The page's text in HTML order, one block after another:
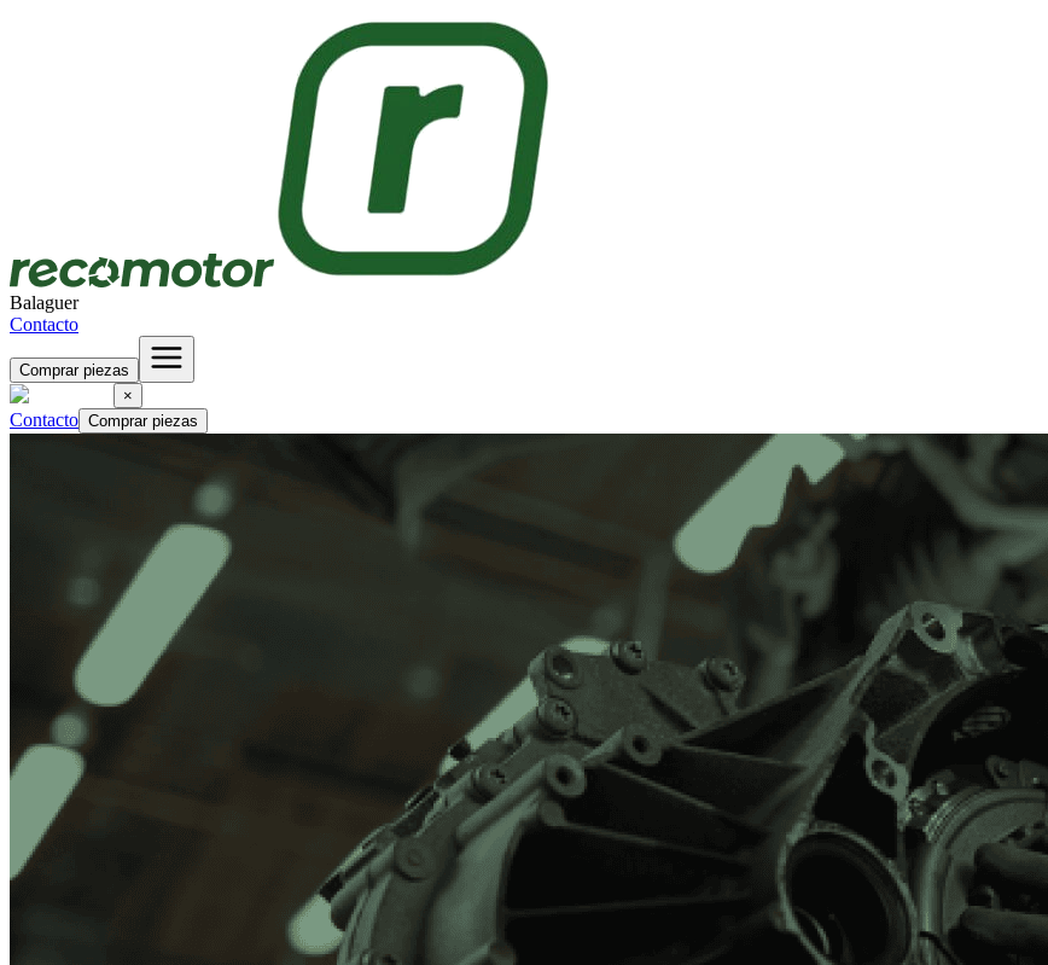
Balaguer
Contacto
Comprar piezas
×
Contacto Comprar piezas